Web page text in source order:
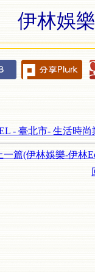
伊林娛
- 臺北市- 生活時尚
一篇(伊林娛樂-伊林